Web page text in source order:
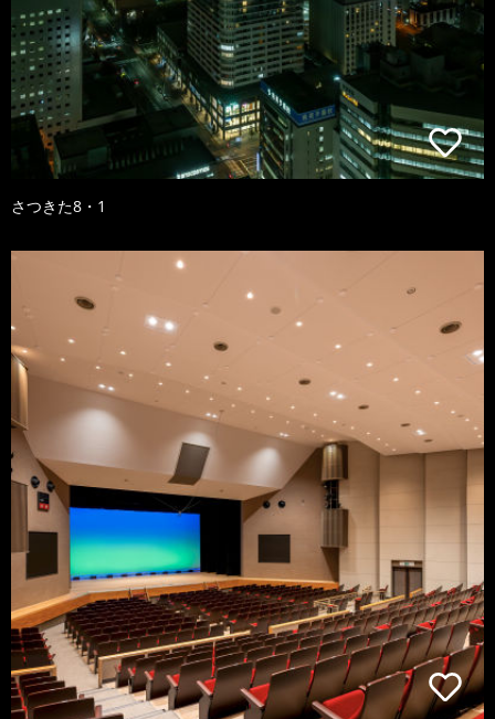
さつきた8・1